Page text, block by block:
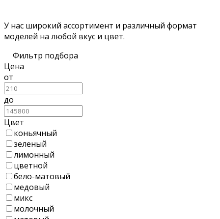
У нас широкий ассортимент и различный формат
моделей на любой вкус и цвет.
Фильтр подбора
Цена
от
до
Цвет
коньячный
зеленый
лимонный
цветной
бело-матовый
медовый
микс
молочный